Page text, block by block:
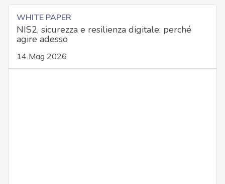
WHITE PAPER
NIS2, sicurezza e resilienza digitale: perché
agire adesso
14 Mag 2026